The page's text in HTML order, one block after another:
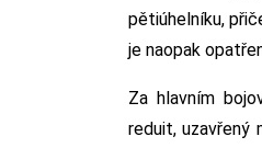
pětiúhelníku,
je naopak
Za hlavním
reduit, uzavřený